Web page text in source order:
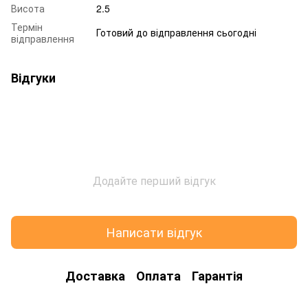
Висота
2.5
Термін
відправлення
Готовий до відправлення сьогодні
Відгуки
Додайте перший відгук
Написати відгук
Доставка Оплата Гарантія